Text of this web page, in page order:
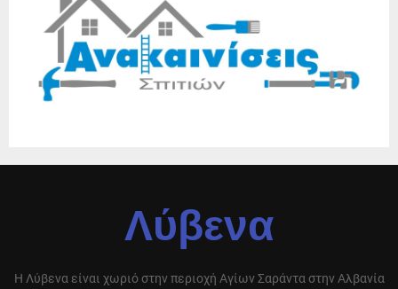
Λύβενα
Η Λύβενα είναι χωριό στην περιοχή Αγίων Σαράντα στην Αλβανία